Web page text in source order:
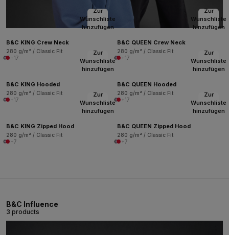
Zur
Wunschliste
hinzufügen
B&C KING Crew Neck
280 g/m² / Classic Fit
+17
Zur
Wunschliste
hinzufügen
B&C QUEEN Crew Neck
280 g/m² / Classic Fit
+17
Zur
Wunschliste
hinzufügen
B&C KING Hooded
280 g/m² / Classic Fit
+17
Zur
Wunschliste
hinzufügen
B&C QUEEN Hooded
280 g/m² / Classic Fit
+17
Zur
Wunschliste
hinzufügen
B&C KING Zipped Hood
280 g/m² / Classic Fit
+7
Zur
Wunschliste
hinzufügen
B&C QUEEN Zipped Hood
280 g/m² / Classic Fit
+7
B&C Influence
3 products